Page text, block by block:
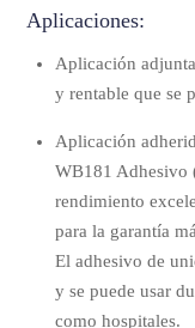
Aplicaciones:
Aplicación
y rentable que se
Aplicación
WB181 Adhesivo
rendimiento
para la garantía
El adhesivo de
y se puede usar
como hospitales.